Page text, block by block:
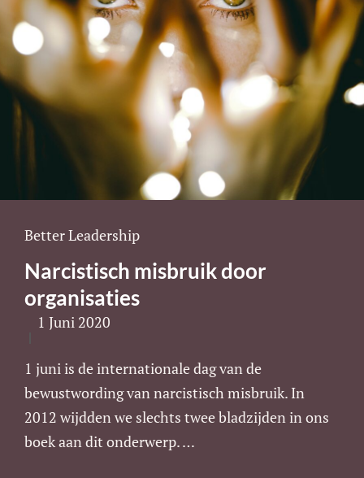
Cat
Better Leadership
Narcistisch misbruik door
organisaties
1 Juni 2020
1 juni is de internationale dag van de
bewustwording van narcistisch misbruik. In
2012 wijdden we slechts twee bladzijden in ons
boek aan dit onderwerp. …